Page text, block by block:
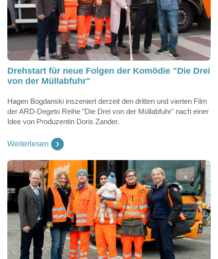
Drehstart für neue Folgen der Komödie "Die Drei
von der Müllabfuhr"
Hagen Bogdanski inszeniert derzeit den dritten und vierten Film
der ARD-Degeto Reihe "Die Drei von der Müllabfuhr" nach einer
Idee von Produzentin Doris Zander.
Weiterlesen